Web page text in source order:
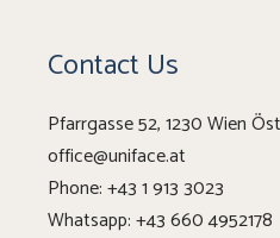
Contact Us
Pfarrgasse 52, 1230 Wien
office@uniface.at
Phone:+43 1 913 3023
Whatsapp:+43 660 4952178